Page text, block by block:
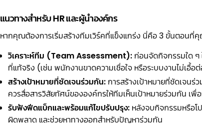
แนวทางสำหรับ HR และผู้นำองค์กร
หากคุณต้องการเริ่มสร้างทีมเวิร์คที่แข็งแกร่ง นี่คือ 3 ขั้นตอนที่
วิเคราะห์ทีม (Team Assessment):ก่อนจัดกิจกรรมใด ๆ
ที่แท้จริง (เช่น พนักงานขาดความเชื่อใจ หรือระบบงานไม่เอื้อ
สร้างเป้าหมายที่ชัดเจนร่วมกัน:การสร้างเป้าหมายที่ชัดเจนร่
ควรสื่อสารวิสัยทัศน์ขององค์กรให้ทีมเห็นเป้าหมายร่วมกัน เพื่
รับฟังฟีดแบ็กและพร้อมแก้ไขปรับปรุง: หลังจบกิจกรรมหรือโ
ผิดพลาด และช่วยหาทางออกสำหรับปัญหาร่วมกัน